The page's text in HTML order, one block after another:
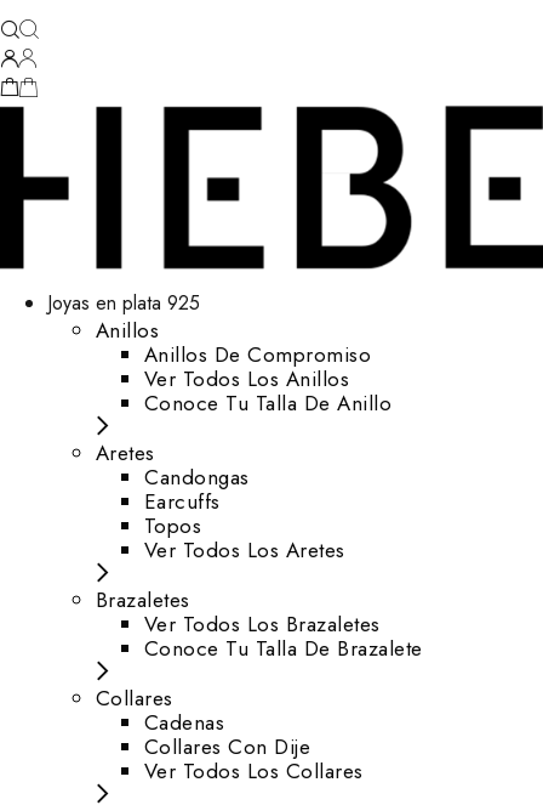
Joyas en plata 925
Anillos
Anillos De Compromiso
Ver Todos Los Anillos
Conoce Tu Talla De Anillo
Aretes
⁠Candongas
Earcuffs
Topos
Ver Todos Los Aretes
Brazaletes
Ver Todos Los Brazaletes
Conoce Tu Talla De Brazalete
Collares
Cadenas
Collares Con Dije
Ver Todos Los Collares